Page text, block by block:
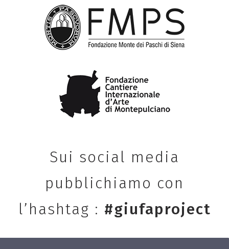
Sui social media
pubblichiamo con
l’hashtag : #giufaproject